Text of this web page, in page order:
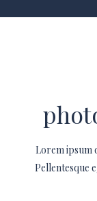
Lorem ipsum
Pellentesque